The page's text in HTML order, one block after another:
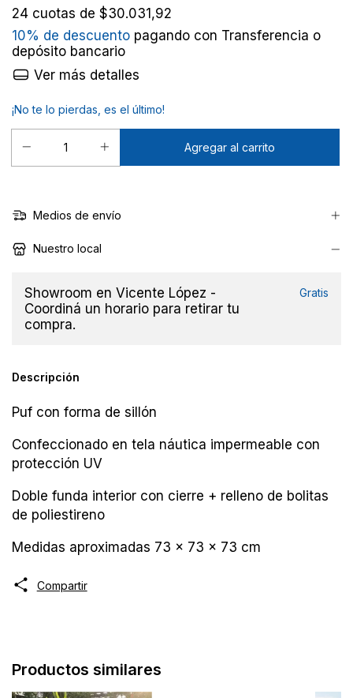
24 cuotas de $30.031,92
10% de descuento pagando con Transferencia o
depósito bancario
Ver más detalles
¡No te lo pierdas, es el último!
Medios de envío
Nuestro local
Showroom en Vicente López -
Coordiná un horario para retirar tu
compra.
Gratis
Descripción
Puf con forma de sillón
Confeccionado en tela náutica impermeable con
protección UV
Doble funda interior con cierre + relleno de bolitas
de poliestireno
Medidas aproximadas 73 x 73 x 73 cm
Compartir
Productos similares